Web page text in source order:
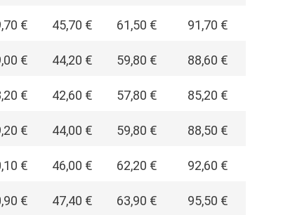
€ 45,70 € 61,50 € 91,70 €
€ 44,20 € 59,80 € 88,60 €
€ 42,60 € 57,80 € 85,20 €
€ 44,00 € 59,80 € 88,50 €
€ 46,00 € 62,20 € 92,60 €
€ 47,40 € 63,90 € 95,50 €